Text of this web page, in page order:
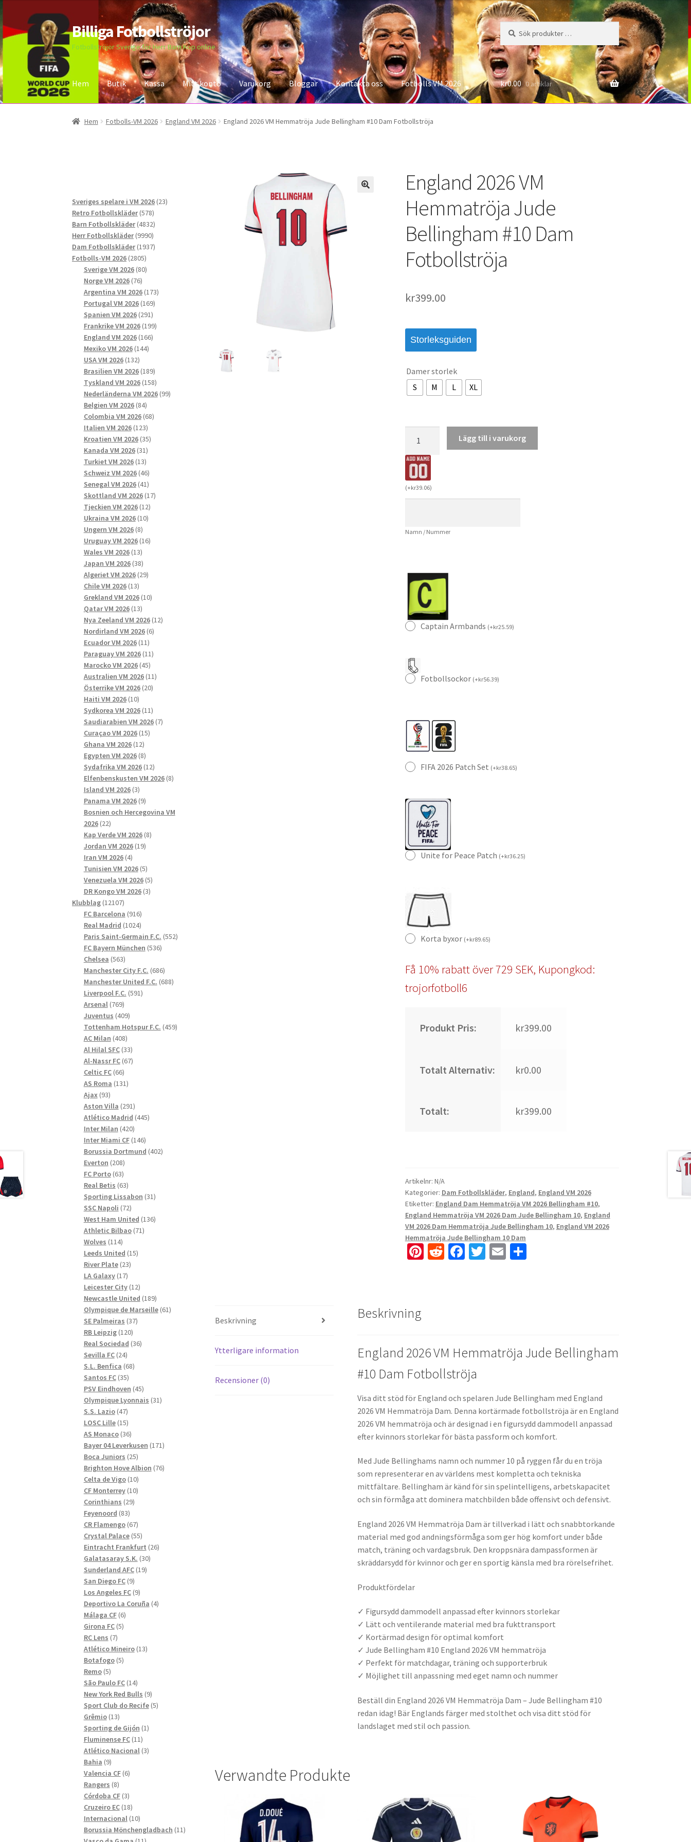
Hoppa
till
navigering
Hoppa
till
innehåll
Billiga Fotbollströjor
Fotbollströjor Sverige för Herr Barn Köp online
Sök
efter:
Sök
Hem Butik Kassa Mitt konto Varukorg Bloggar Kontakta oss Fotbolls VM 2026
Hem Bloggar Butik Kassa Kontakta ossMitt konto Storleksguiden Varukorg
kr0.00 0 artiklar
Hem Fotbolls-VM 2026 England VM 2026 England 2026 VM Hemmatröja Jude Bellingham #10 Dam Fotbollströja
England 2026 VM
Hemmatröja Jude
Bellingham #10 Dam
Fotbollströja
kr399.00
Storleksguiden
Damer storlek
S
M L XL
2026
VM
Hemmatröja
Jude
Bellingham
Fotbollströja
Lägg till i varukorg
(+kr39.06)
Namn / Nummer
Captain Armbands (+kr25.59)
Fotbollsockor (+kr56.39)
FIFA 2026 Patch Set (+kr38.65)
Unite for Peace Patch (+kr36.25)
Korta byxor (+kr89.65)
Få 10% rabatt över 729 SEK, Kupongkod:
trojorfotboll6
Produkt Pris: kr399.00
Totalt Alternativ: kr0.00
Totalt: kr399.00
Artikelnr: N/A
Kategorier: Dam Fotbollskläder, England, England VM 2026
Etiketter: England Dam Hemmatröja VM 2026 Bellingham #10,
England Hemmatröja VM 2026 Dam Jude Bellingham 10, England
VM 2026 Dam Hemmatröja Jude Bellingham 10, England VM 2026
Hemmatröja Jude Bellingham 10 Dam
Pi R Fa T E D
Beskrivning
Ytterligare information
Recensioner (0)
Beskrivning
England 2026 VM Hemmatröja Jude Bellingham
#10 Dam Fotbollströja
Visa ditt stöd för England och spelaren Jude Bellingham med England
2026 VM Hemmatröja Dam. Denna kortärmade fotbollströja är en England
2026 VM hemmatröja och är designad i en figursydd dammodell anpassad
efter kvinnors storlekar för bästa passform och komfort.
Med Jude Bellinghams namn och nummer 10 på ryggen får du en tröja
som representerar en av världens mest kompletta och tekniska
mittfältare. Bellingham är känd för sin spelintelligens, arbetskapacitet
och sin förmåga att dominera matchbilden både offensivt och defensivt.
England 2026 VM Hemmatröja Dam är tillverkad i lätt och snabbtorkande
material med god andningsförmåga som ger hög komfort under både
match, träning och vardagsbruk. Den kroppsnära dampassformen är
skräddarsydd för kvinnor och ger en sportig känsla med bra rörelsefrihet.
Produktfördelar
✓ Figursydd dammodell anpassad efter kvinnors storlekar
✓ Lätt och ventilerande material med bra fukttransport
✓ Kortärmad design för optimal komfort
✓ Jude Bellingham #10 England 2026 VM hemmatröja
✓ Perfekt för matchdagar, träning och supporterbruk
✓ Möjlighet till anpassning med eget namn och nummer
Beställ din England 2026 VM Hemmatröja Dam – Jude Bellingham #10
redan idag! Bär Englands färger med stolthet och visa ditt stöd för
landslaget med stil och passion.
Verwandte Produkte
Sveriges spelare i VM 2026 2323
Retro Fotbollskläder 578578
produkter
Barn Fotbollskläder 48324832
produkter
Herr Fotbollskläder 99909990
produkter
Dam Fotbollskläder 19371937
Fotbolls-VM 2026 28052805
produkter
Sverige VM 2026 8080
Norge VM 2026 7676
produkter
Argentina VM 2026 173173
Portugal VM 2026 169169
produkter
Spanien VM 2026 291291
produkter
Frankrike VM 2026 199199
England VM 2026 166166
Mexiko VM 2026 144144
USA VM 2026 132132
produkter
Brasilien VM 2026 189189
produkter
Tyskland VM 2026 158158
produkter
Nederländerna VM 2026 9999
Belgien VM 2026 8484
produkter
Colombia VM 2026 6868
Italien VM 2026 123123
produkter
Kroatien VM 2026 3535
Kanada VM 2026 3131
produkter
Turkiet VM 2026 1313
produkter
Schweiz VM 2026 4646
produkter
Senegal VM 2026 4141
produkter
Skottland VM 2026 1717
Tjeckien VM 2026 1212
produkter
Ukraina VM 2026 1010
Ungern VM 2026 88
produkter
Uruguay VM 2026 1616
Wales VM 2026 1313
produkter
Japan VM 2026 3838
produkter
Algeriet VM 2026 2929
Chile VM 2026 1313
produkter
Grekland VM 2026 1010
Qatar VM 2026 1313
produkter
Nya Zeeland VM 2026 1212
Nordirland VM 2026 66
Ecuador VM 2026 1111
produkter
Paraguay VM 2026 1111
Marocko VM 2026 4545
produkter
Australien VM 2026 1111
Österrike VM 2026 2020
Haiti VM 2026 1010
produkter
Sydkorea VM 2026 1111
produkter
Saudiarabien VM 2026 77
Curaçao VM 2026 1515
Ghana VM 2026 1212
produkter
Egypten VM 2026 88
produkter
Sydafrika VM 2026 1212
produkter
Elfenbenskusten VM 2026 88
Island VM 2026 33
produkter
Panama VM 2026 99
produkter
Bosnien och Hercegovina VM
2026 2222
produkter
Kap Verde VM 2026 88
Jordan VM 2026 1919
Iran VM 2026 44
produkter
Tunisien VM 2026 55
produkter
Venezuela VM 2026 55
produkter
DR Kongo VM 2026 33
Klubblag 1210712107
produkter
FC Barcelona 916916
produkter
Real Madrid 10241024
produkter
Paris Saint-Germain F.C. 552552
FC Bayern München 536536
Chelsea 563563
produkter
Manchester City F.C. 686686
produkter
Manchester United F.C. 688688
Liverpool F.C. 591591
Arsenal 769769
produkter
Juventus 409409
produkter
Tottenham Hotspur F.C. 459459
AC Milan 408408
produkter
Al Hilal SFC 3333
produkter
Al-Nassr FC 6767
Celtic FC 6666
produkter
AS Roma 131131
Ajax 9393
produkter
Aston Villa 291291
produkter
Atlético Madrid 445445
Inter Milan 420420
produkter
Inter Miami CF 146146
produkter
Borussia Dortmund 402402
Everton 208208
produkter
FC Porto 6363
produkter
Real Betis 6363
produkter
Sporting Lissabon 3131
SSC Napoli 7272
produkter
West Ham United 136136
Athletic Bilbao 7171
Wolves 114114
produkter
Leeds United 1515
River Plate 2323
LA Galaxy 1717
produkter
Leicester City 1212
produkter
Newcastle United 189189
produkter
Olympique de Marseille 6161
SE Palmeiras 3737
RB Leipzig 120120
produkter
Real Sociedad 3636
Sevilla FC 2424
produkter
S.L. Benfica 6868
Santos FC 3535
produkter
PSV Eindhoven 4545
produkter
Olympique Lyonnais 3131
S.S. Lazio 4747
produkter
LOSC Lille 1515
produkter
AS Monaco 3636
produkter
Bayer 04 Leverkusen 171171
Boca Juniors 2525
produkter
Brighton Hove Albion 7676
Celta de Vigo 1010
produkter
CF Monterrey 1010
Corinthians 2929
Feyenoord 8383
produkter
CR Flamengo 6767
produkter
Crystal Palace 5555
produkter
Eintracht Frankfurt 2626
Galatasaray S.K. 3030
Sunderland AFC 1919
San Diego FC 99
produkter
Los Angeles FC 99
produkter
Deportivo La Coruña 44
Málaga CF 66
produkter
Girona FC 55
RC Lens 77
produkter
Atlético Mineiro 1313
Botafogo 55
Remo 55
produkter
São Paulo FC 1414
produkter
New York Red Bulls 99
produkter
Sport Club do Recife 55
Grêmio 1313
produkter
Sporting de Gijón 11
Fluminense FC 1111
produkter
Atlético Nacional 33
Bahia 99
produkter
Valencia CF 66
Rangers 88
produkter
Córdoba CF 33
produkter
Cruzeiro EC 1818
produkter
Internacional 1010
produkter
Borussia Mönchengladbach 1111